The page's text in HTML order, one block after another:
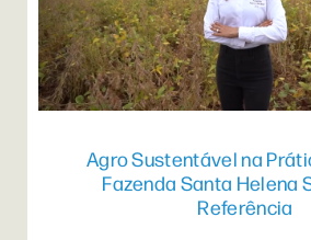
Agro Sustentável na
Fazenda Santa Helena
Referência